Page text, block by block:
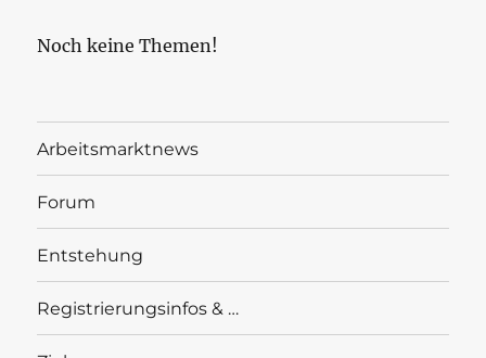
Noch keine Themen!
Arbeitsmarktnews
Forum
Entstehung
Registrierungsinfos & …